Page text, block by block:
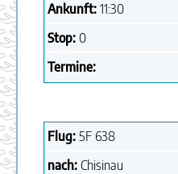
Ankunft: 11:30
Stop: 0
Termine:
Flug: 5F 638
nach: Chisinau